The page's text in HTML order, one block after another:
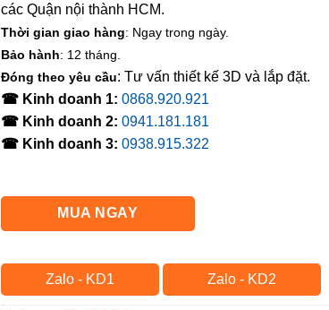
các Quận nội thành HCM.
Thời gian giao hàng: Ngay trong ngày.
Bảo hành: 12 tháng.
Đóng theo yêu cầu: Tư vấn thiết kế 3D và lắp đặt.
☎ Kinh doanh 1: 0868.920.921
☎ Kinh doanh 2: 0941.181.181
☎ Kinh doanh 3: 0938.915.322
MUA NGAY
Zalo - KD1 Zalo - KD2